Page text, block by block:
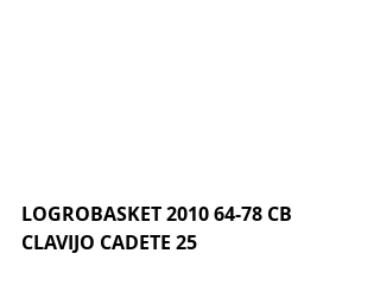
LOGROBASKET 2010 64-78 CB
CLAVIJO CADETE 25